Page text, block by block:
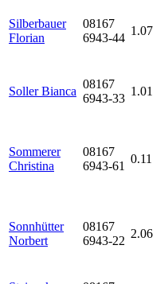
Silberbauer
Florian
08167
6943-44
1.07
Soller Bianca
08167
6943-33
1.01
Sommerer
Christina
08167
6943-61
0.11
Sonnhütter
Norbert
08167
6943-22
2.06